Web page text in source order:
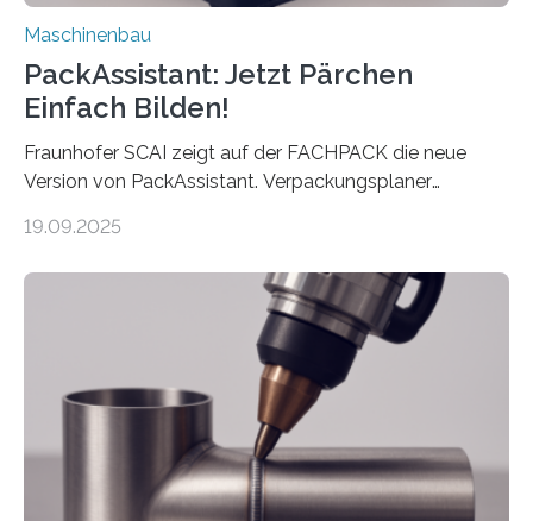
Maschinenbau
PackAssistant: Jetzt Pärchen
Einfach Bilden!
Fraunhofer SCAI zeigt auf der FACHPACK die neue
Version von PackAssistant. Verpackungsplaner
Automobil, Maschinenbau und in der Zulieferindustrie.
Teile als eine Einheit verpacken. Die Anordnung kann
der Benutzer vorgeben und erhält so mehr Kontrolle
über die Positionierung der Bauteile. Die ebenfalls neue
Automatisierungsschnittstelle dient dazu, die Software
besser in spezifische Unternehmensprozesse
einzubinden. Sankt Augustin – Zur Messe FACHPACK
vom 23. bis 25. September in Nürnberg…
19.09.2025